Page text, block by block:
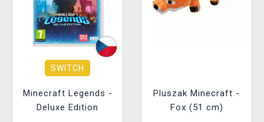
SWITCH
Minecraft Legends -
Deluxe Edition
Pluszak Minecraft -
Fox (51 cm)